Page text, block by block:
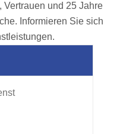
und 25 Jahre
Informieren Sie sich